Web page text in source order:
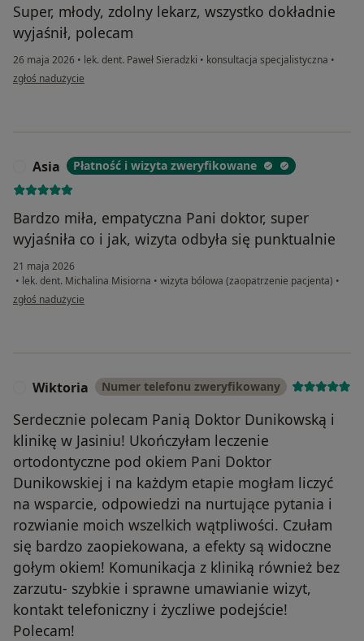
Super, młody, zdolny lekarz, wszystko dokładnie
wyjaśnił, polecam
26 maja 2026 • lek. dent. Paweł Sieradzki • konsultacja specjalistyczna •
w opinii użytkownika Michał
zgłoś nadużycie
Asia Płatność i wizyta zweryfikowane
Bardzo miła, empatyczna Pani doktor, super
wyjaśniła co i jak, wizyta odbyła się punktualnie
21 maja 2026
• lek. dent. Michalina Misiorna • wizyta bólowa (zaopatrzenie pacjenta) •
w opinii użytkownika Asia
zgłoś nadużycie
Wiktoria Numer telefonu zweryfikowany
Serdecznie polecam Panią Doktor Dunikowską i
klinikę w Jasiniu! Ukończyłam leczenie
ortodontyczne pod okiem Pani Doktor
Dunikowskiej i na każdym etapie mogłam liczyć
na wsparcie, odpowiedzi na nurtujące pytania i
rozwianie moich wszelkich wątpliwości. Czułam
się bardzo zaopiekowana, a efekty są widoczne
gołym okiem! Komunikacja z kliniką również bez
zarzutu- szybkie i sprawne umawianie wizyt,
kontakt telefoniczny i życzliwe podejście!
Polecam!